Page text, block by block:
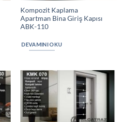
Kompozit Kaplama
Apartman Bina Giriş Kapısı
ABK-110
DEVAMINI OKU